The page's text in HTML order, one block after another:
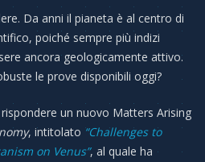
Da anni il pianeta è al centro di
poiché sempre più indizi
ancora geologicamente attivo.
le prove disponibili oggi?
un nuovo Matters Arising
, intitolato “Challenges to
on Venus”, al quale ha